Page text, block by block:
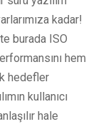
kadar!
burada ISO
hem
hedefler
kullanıcı
hale